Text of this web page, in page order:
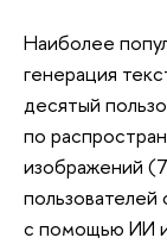
Наиболее
генерация
десятый
по
изображений
пользователей
с помощью ИИ